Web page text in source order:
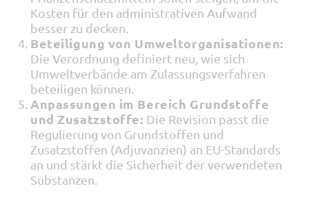
Kosten für den administrativen Aufwand
besser zu decken.
Beteiligung von Umweltorganisationen:
Die Verordnung definiert neu, wie sich
Umweltverbände am Zulassungsverfahren
beteiligen können.
Anpassungen im Bereich Grundstoffe
und Zusatzstoffe: Die Revision passt die
Regulierung von Grundstoffen und
Zusatzstoffen (Adjuvanzien) an EU-Standards
an und stärkt die Sicherheit der verwendeten
Substanzen.